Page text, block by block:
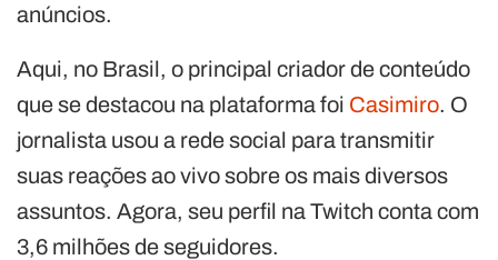
anúncios.
Aqui, no Brasil, o principal criador de conteúdo
que se destacou na plataforma foi Casimiro. O
jornalista usou a rede social para transmitir
suas reações ao vivo sobre os mais diversos
assuntos. Agora, seu perfil na Twitch conta com
3,6 milhões de seguidores.